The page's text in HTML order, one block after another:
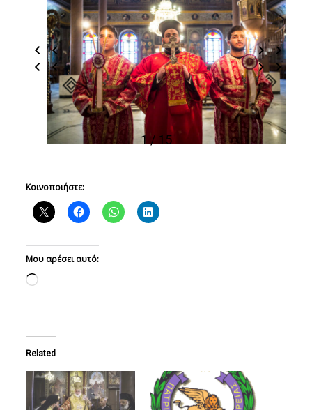
1 / 15
Κοινοποιήστε:
Μου αρέσει αυτό:
Loading…
Related